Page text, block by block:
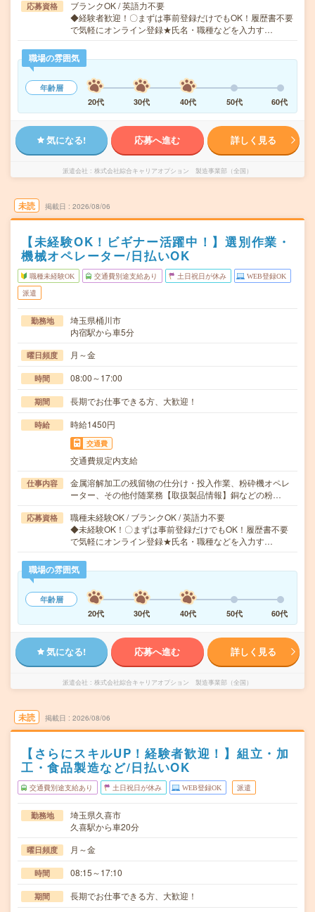
応募資格
ブランクOK / 英語力不要
◆経験者歓迎！〇まずは事前登録だけでもOK！履歴書不要
で気軽にオンライン登録★氏名・職種などを入力す…
職場の雰囲気
年齢層
20代
30代 40代 50代 60代
気になる! 応募へ進む 詳しく見る
派遣会社 株式会社綜合キャリアオプション 製造事業部（全国）
未読 掲載日 2026/08/06
【未経験OK！ビギナー活躍中！】選別作業・
機械オペレーター/日払いOK
職種未経験OK 交通費別途支給あり 土日祝日が休み WEB登録OK
派遣
勤務地
埼玉県桶川市
内宿駅から車5分
曜日頻度 月～金
時間 08:00～17:00
期間 長期でお仕事できる方、大歓迎！
時給 時給1450円
交通費
交通費規定内支給
仕事内容
金属溶解加工の残留物の仕分け・投入作業、粉砕機オペレ
ーター、その他付随業務【取扱製品情報】銅などの粉…
応募資格
職種未経験OK / ブランクOK / 英語力不要
◆未経験OK！〇まずは事前登録だけでもOK！履歴書不要
で気軽にオンライン登録★氏名・職種などを入力す…
職場の雰囲気
年齢層
20代
30代 40代 50代 60代
気になる! 応募へ進む 詳しく見る
派遣会社 株式会社綜合キャリアオプション 製造事業部（全国）
未読 掲載日 2026/08/06
【さらにスキルUP！経験者歓迎！】組立・加
工・食品製造など/日払いOK
交通費別途支給あり 土日祝日が休み WEB登録OK 派遣
勤務地
埼玉県久喜市
久喜駅から車20分
曜日頻度 月～金
時間 08:15～17:10
期間 長期でお仕事できる方、大歓迎！